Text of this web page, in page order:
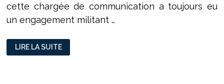
cette chargée de communication a toujours eu
un engagement militant …
[SEMAINE
DESTINÉE
AUX
LIRE LA SUITE